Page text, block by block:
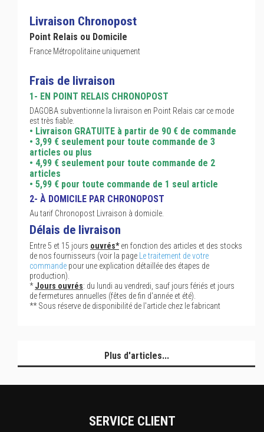
Livraison Chronopost
Point Relais ou Domicile
France Métropolitaine uniquement
Frais de livraison
1- EN POINT RELAIS CHRONOPOST
DAGOBA subventionne la livraison en Point Relais car ce mode
est très fiable.
• Livraison GRATUITE à partir de 90 € de commande
• 3,99 € seulement pour toute commande de 3
articles ou plus
• 4,99 € seulement pour toute commande de 2
articles
• 5,99 € pour toute commande de 1 seul article
2- À DOMICILE PAR CHRONOPOST
Au tarif Chronopost Livraison à domicile.
Délais de livraison
Entre 5 et 15 jours ouvrés*en fonction des articles et des stocks
de nos fournisseurs (voir la page
Le traitement de votre
commande pour une explication détaillée des étapes de
production).
*Jours ouvrés: du lundi au vendredi, sauf jours fériés et jours
de fermetures annuelles (fêtes de fin d'année et été).
** Sous réserve de disponibilité de l'article chez le fabricant
Plus d'articles...
SERVICE CLIENT